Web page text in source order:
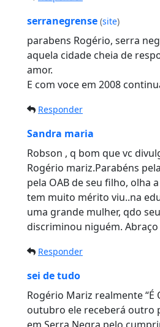
serranegrense (site)
parabens Rogério, serra
aquela cidade cheia de
amor.
E com voce em 2008
Responder
Sandra maria
Robson , q bom que vc
Rogério mariz.Parabéns
pela OAB de seu filho, olha
tem muito mérito viu..na
uma grande mulher, qdo
discriminou niguém. Abraço
Responder
sei de tudo
Rogério Mariz realmente “É
outubro ele receberá outro